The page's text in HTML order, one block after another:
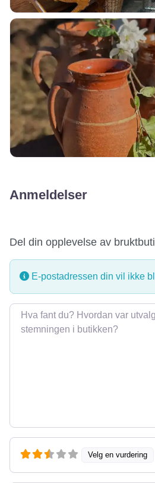
Anmeldelser
Del din opplevelse av
E-postadressen din vil ikke
Omtale
Velg en vurdering